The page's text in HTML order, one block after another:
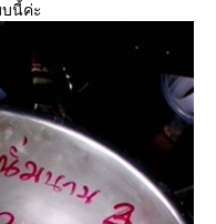
นี้ค่ะ